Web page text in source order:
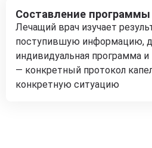
Составление программы
Лечащий врач изучает
поступившую информацию,
индивидуальная программа и
— конкретный протокол
конкретную ситуацию